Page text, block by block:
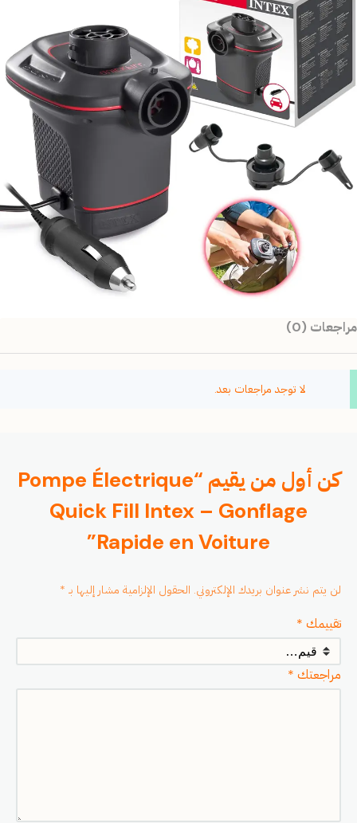
مراجعات (0)
لا توجد مراجعات بعد.
كن أول من يقيم “Pompe Électrique
Quick Fill Intex – Gonflage
Rapide en Voiture”
لن يتم نشر عنوان بريدك الإلكتروني. الحقول الإلزامية مشار إليها بـ *
تقييمك *
مراجعتك *